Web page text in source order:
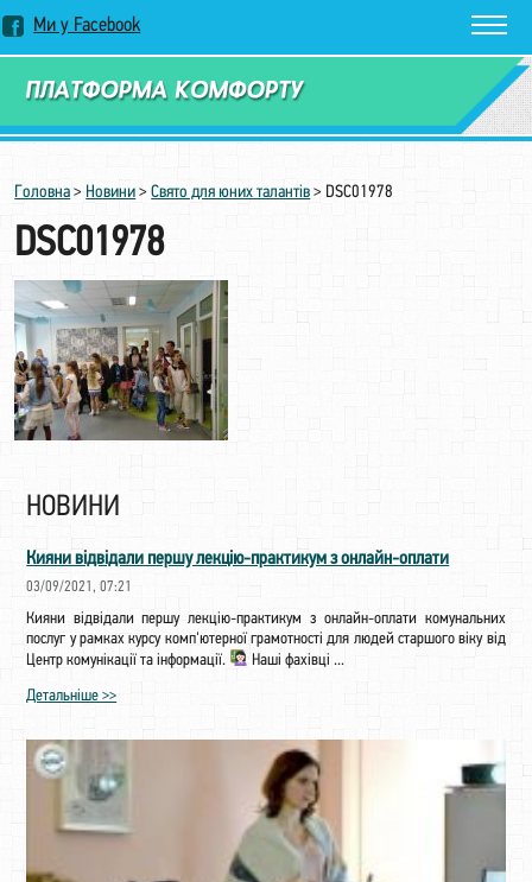
Ми у Facebook
Замовити дзвінок
Головна > Новини >Cвято для юних талантів > DSC01978
DSC01978
НОВИНИ
Кияни відвідали першу лекцію-практикум з онлайн-оплати
03/09/2021, 07:21
Кияни відвідали першу лекцію-практикум з онлайн-оплати комунальних
послуг у рамках курсу комп'ютерної грамотності для людей старшого віку від
Центр комунікації та інформації.
Наші фахівці ...
Детальніше >>